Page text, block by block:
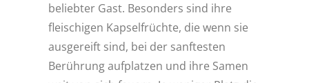
beliebter Gast. Besonders sind ihre
fleischigen Kapselfrüchte, die wenn sie
ausgereift sind, bei der sanftesten
Berührung aufplatzen und ihre Samen